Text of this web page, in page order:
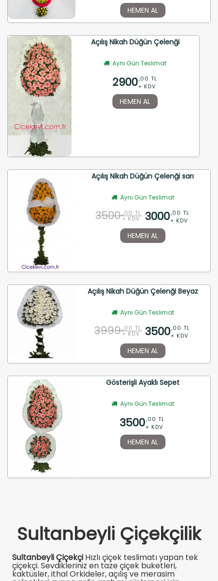
HEMEN AL
Açılış Nikah Düğün Çelenği
Aynı Gün Teslimat
2900,00 TL
+ KDV
HEMEN AL
Açılış Nikah Düğün Çelenği sarı
Aynı Gün Teslimat
3500 ,00 TL
+ KDV 3000,00 TL
+ KDV
HEMEN AL
Açılış Nikah Düğün Çelenği Beyaz
Aynı Gün Teslimat
3999 ,00 TL
+ KDV 3500,00 TL
+ KDV
HEMEN AL
Gösterişli Ayaklı Sepet
Aynı Gün Teslimat
3500,00 TL
+ KDV
HEMEN AL
Sultanbeyli Çiçekçilik
Sultanbeyli Çiçekçi Hızlı çiçek teslimatı yapan tek
çiçekçi. Sevdikleriniz en taze çiçek buketleri,
kaktüsler, ithal Orkideler, açılış ve merasim